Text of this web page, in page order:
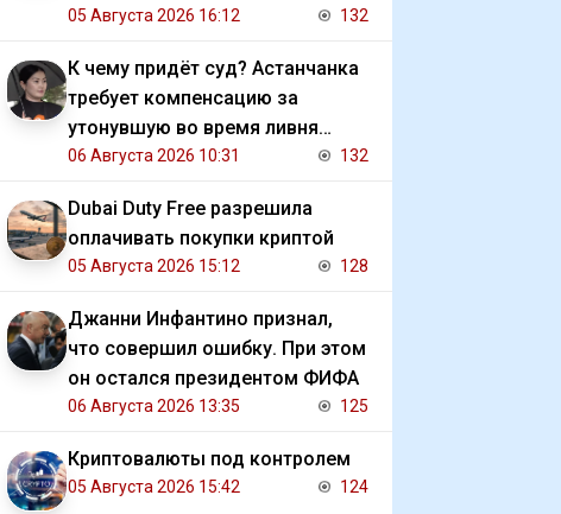
05 Августа 2026 16:12 132
К чему придёт суд? Астанчанка
требует компенсацию за
утонувшую во время ливня
иномарку
06 Августа 2026 10:31 132
Dubai Duty Free разрешила
оплачивать покупки криптой
05 Августа 2026 15:12 128
Джанни Инфантино признал,
что совершил ошибку. При этом
он остался президентом ФИФА
06 Августа 2026 13:35 125
Криптовалюты под контролем
05 Августа 2026 15:42 124